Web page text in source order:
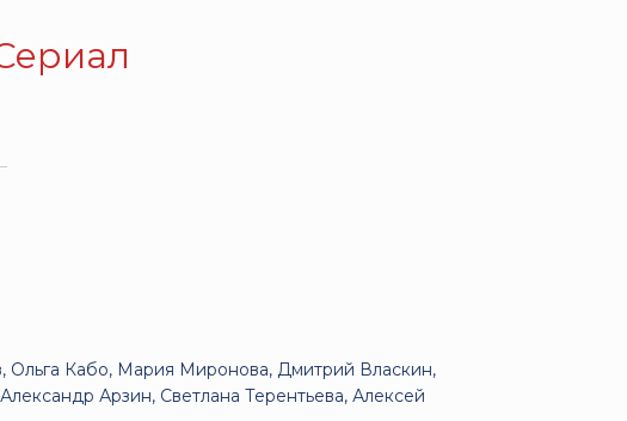
Ольга Кабо, Мария Миронова, Дмитрий Власкин,
Арзин, Светлана Терентьева, Алексей